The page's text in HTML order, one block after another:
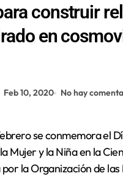
construir
en
Feb 10, 2020 No hay
Mujer y la Niña en la
la Organización de las